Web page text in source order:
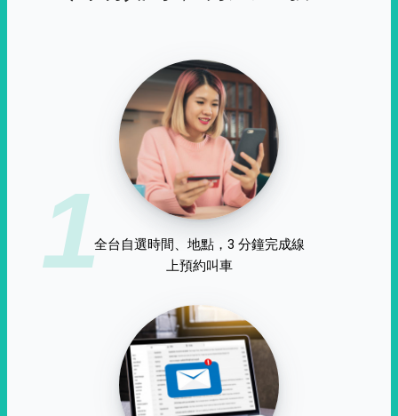
1全台自選時間、地點，3 分鐘完成線
上預約叫車